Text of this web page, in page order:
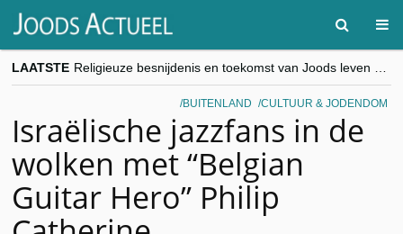
LAATSTE
“Besnijdenisdebat toont hoe moeilijk seculiere Westen minderheden begrijpt”, Jinnih Beels (Vooruit)
CITYTRIP | ROEMENIË – Boekarest: de verrassing van Oost-Europa
BUITENLAND CULTUUR & JODENDOM
Israëlische jazzfans in de
wolken met “Belgian
Guitar Hero” Philip